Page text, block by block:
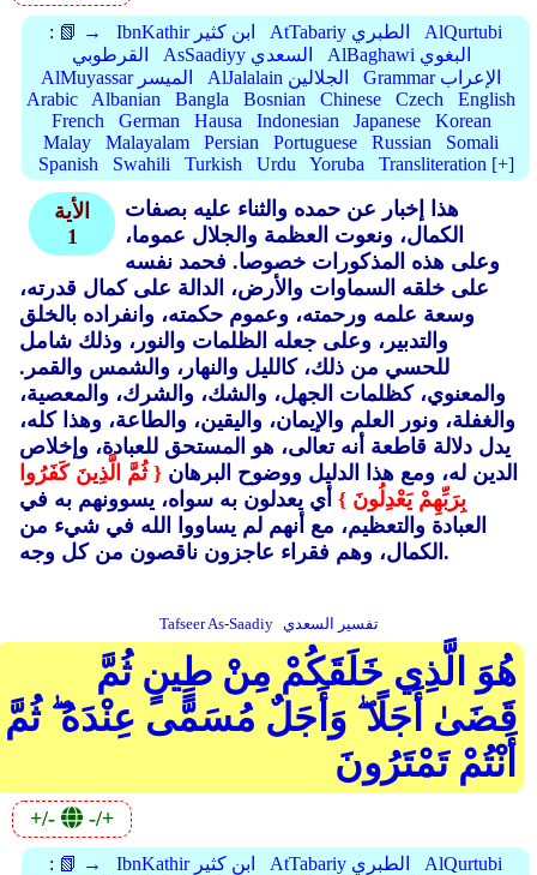
: 📗 → IbnKathir ابن كثير AtTabariy الطبري
AlQurtubi
القرطوبي
AsSaadiyy السعدي
AlBaghawi البغوي
AlMuyassar الميسر
AlJalalain الجلالين
Grammar الإعراب
Arabic
Albanian Bangla Bosnian Chinese Czech
English
French
German Hausa Indonesian Japanese
Korean
Malay
Malayalam Persian Portuguese Russian
Somali
Spanish
Swahili Turkish Urdu Yoruba Transliteration [+]
الأية
1
هذا إخبار عن حمده والثناء عليه بصفات
الكمال، ونعوت العظمة والجلال عموما،
وعلى هذه المذكورات خصوصا. فحمد نفسه
على خلقه السماوات والأرض، الدالة على كمال قدرته،
وسعة علمه ورحمته، وعموم حكمته، وانفراده بالخلق
والتدبير، وعلى جعله الظلمات والنور، وذلك شامل
للحسي من ذلك، كالليل والنهار، والشمس والقمر.
والمعنوي، كظلمات الجهل، والشك، والشرك، والمعصية،
والغفلة، ونور العلم والإيمان، واليقين، والطاعة، وهذا كله،
يدل دلالة قاطعة أنه تعالى، هو المستحق للعبادة، وإخلاص
الدين له، ومع هذا الدليل ووضوح البرهان { ثُمَّ الَّذِينَ كَفَرُوا
بِرَبِّهِمْ يَعْدِلُونَ } أي يعدلون به سواه، يسوونهم به في
العبادة والتعظيم، مع أنهم لم يساووا الله في شيء من
الكمال، وهم فقراء عاجزون ناقصون من كل وجه.
Tafseer As-Saadiy تفسير السعدي
هُوَ الَّذِي خَلَقَكُمْ مِنْ طِينٍ ثُمَّ
قَضَىٰ أَجَلًا ۖ وَأَجَلٌ مُسَمًّى عِنْدَهُ ۖ ثُمَّ
أَنْتُمْ تَمْتَرُونَ
+/- -/+
: 📗 → IbnKathir ابن كثير AtTabariy الطبري
AlQurtubi